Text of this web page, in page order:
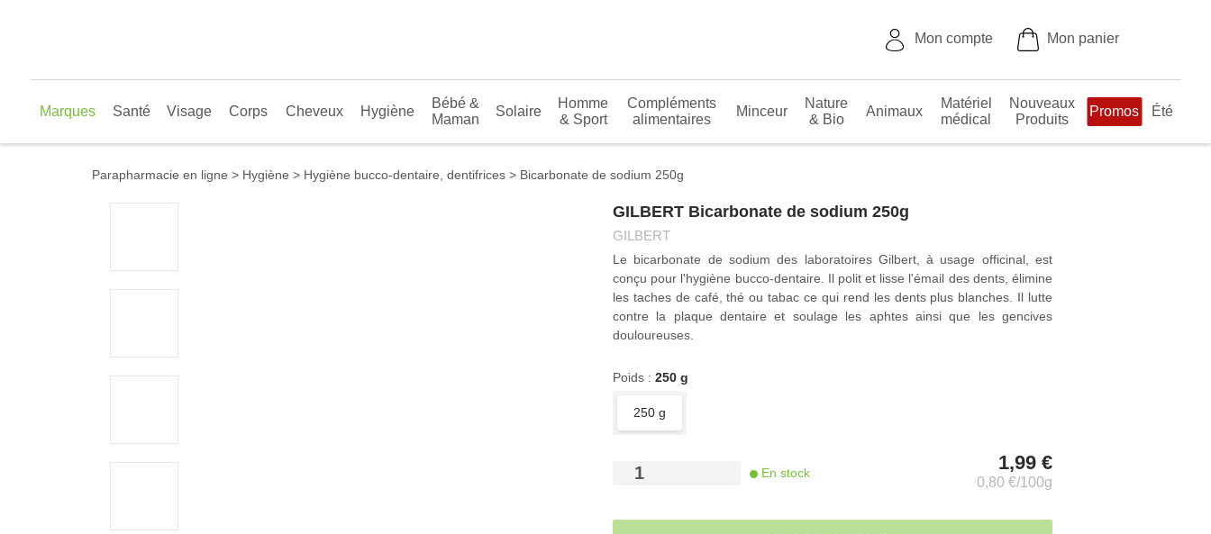
Mon compte Mon panier
Marques Santé Visage Corps Cheveux Hygiène
Bébé &
Maman
Solaire
Homme
& Sport
Compléments
alimentaires
Minceur
Nature
& Bio
Animaux
Matériel
médical
Nouveaux
Produits
Promos Été
Parapharmacie en ligne Hygiène Hygiène bucco-dentaire, dentifrices Bicarbonate de sodium 250g
GILBERT Bicarbonate de sodium 250g
GILBERT
Le bicarbonate de sodium des laboratoires Gilbert, à usage officinal, est
conçu pour l'hygiène bucco-dentaire. Il polit et lisse l'émail des dents,
élimine les taches de café, thé ou tabac ce qui rend les dents plus
blanches. Il lutte contre la plaque dentaire et soulage les aphtes ainsi
Poids :250 g
250 g
En stock 1,99 €
0,80 €/100g